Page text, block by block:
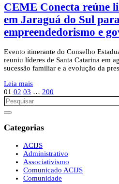
CEME Conecta reúne
em Jaraguá do Sul
empreendedorismo e
Evento itinerante do Conselho
reuniu líderes de Santa Catarina em
sucessão familiar e a evolução da
Leia mais
01 02 03 … 200
Categorias
ACIJS
Administrativo
Associativismo
Comunicado ACIJS
Comunidade